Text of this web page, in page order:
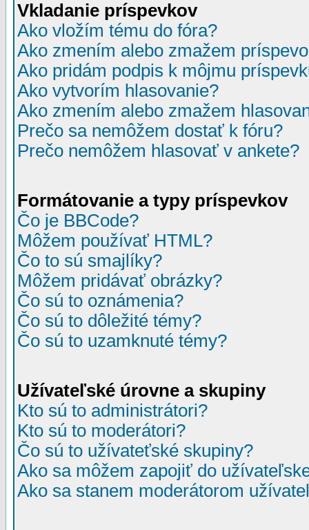
Vkladanie príspevkov
Ako vložím tému do fóra?
Ako zmením alebo zmažem
Ako pridám podpis k môjmu
Ako vytvorím hlasovanie?
Ako zmením alebo zmažem
Prečo sa nemôžem dostať k fóru?
Prečo nemôžem hlasovať v ankete?
Formátovanie a typy príspevkov
Čo je BBCode?
Môžem používať HTML?
Čo to sú smajlíky?
Môžem pridávať obrázky?
Čo sú to oznámenia?
Čo sú to dôležité témy?
Čo sú to uzamknuté témy?
Užívateľské úrovne a skupiny
Kto sú to administrátori?
Kto sú to moderátori?
Čo sú to užívateťské skupiny?
Ako sa môžem zapojiť do
Ako sa stanem moderátorom